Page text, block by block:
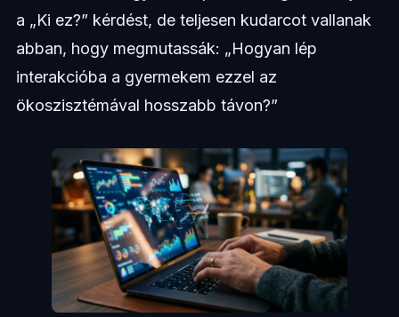
a „Ki ez?” kérdést, de teljesen kudarcot vallanak
abban, hogy megmutassák: „Hogyan lép
interakcióba a gyermekem ezzel az
ökoszisztémával hosszabb távon?”